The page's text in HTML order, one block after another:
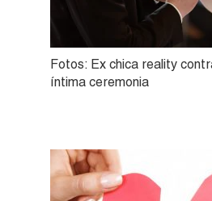
Fotos: Ex chica reality
íntima ceremonia